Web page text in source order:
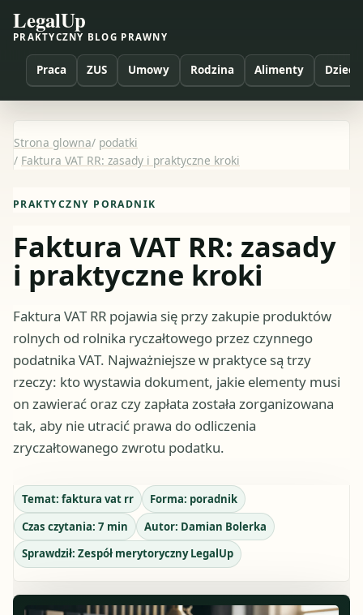
LegalUp
PRAKTYCZNY BLOG PRAWNY
Praca ZUS Umowy Rodzina Alimenty Dzieci
Strona glowna/ podatki
/ Faktura VAT RR: zasady i praktyczne kroki
PRAKTYCZNY PORADNIK
Faktura VAT RR: zasady
i praktyczne kroki
Faktura VAT RR pojawia się przy zakupie produktów
rolnych od rolnika ryczałtowego przez czynnego
podatnika VAT. Najważniejsze w praktyce są trzy
rzeczy: kto wystawia dokument, jakie elementy musi
on zawierać oraz czy zapłata została zorganizowana
tak, aby nie utracić prawa do odliczenia
zryczałtowanego zwrotu podatku.
Temat: faktura vat rr Forma: poradnik
Czas czytania: 7 min Autor: Damian Bolerka
Sprawdził: Zespół merytoryczny LegalUp